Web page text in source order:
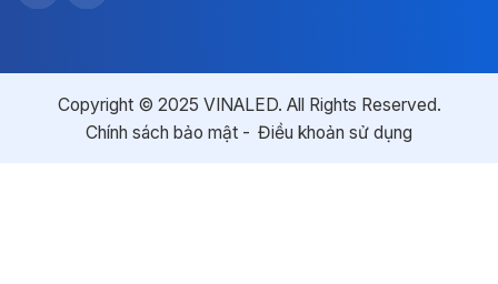
Copyright © 2025 VINALED. All Rights Reserved.
Chính sách bảo mật
Điều khoản sử dụng